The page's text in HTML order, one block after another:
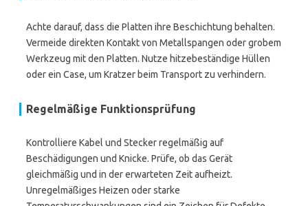
Achte darauf, dass die Platten ihre Beschichtung behalten.
Vermeide direkten Kontakt von Metallspangen oder grobem
Werkzeug mit den Platten. Nutze hitzebeständige Hüllen
oder ein Case, um Kratzer beim Transport zu verhindern.
Regelmäßige Funktionsprüfung
Kontrolliere Kabel und Stecker regelmäßig auf
Beschädigungen und Knicke. Prüfe, ob das Gerät
gleichmäßig und in der erwarteten Zeit aufheizt.
Unregelmäßiges Heizen oder starke